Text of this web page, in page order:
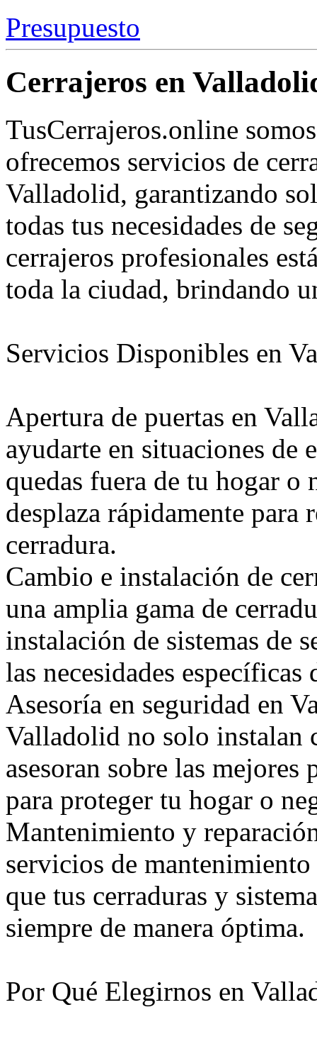
Presupuesto
Cerrajeros en
TusCerrajeros.online
ofrecemos servicios de
Valladolid, garantizando
todas tus necesidades de
cerrajeros profesionales
toda la ciudad, brindando
Servicios Disponibles en
Apertura de puertas en
ayudarte en situaciones de
quedas fuera de tu hogar o
desplaza rápidamente
cerradura.
Cambio e instalación de
una amplia gama de
instalación de sistemas de
las necesidades
Asesoría en seguridad en
Valladolid no solo instalan
asesoran sobre las mejores
para proteger tu hogar o
Mantenimiento y
servicios de
que tus cerraduras y
siempre de manera óptima.
Por Qué Elegirnos en